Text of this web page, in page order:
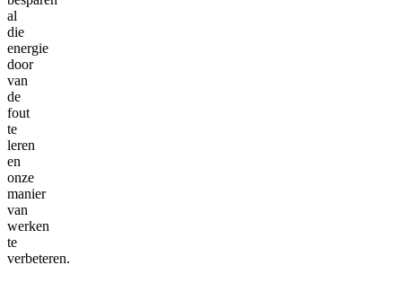
al
die
energie
door
van
de
fout
te
leren
en
onze
manier
van
werken
te
verbeteren.